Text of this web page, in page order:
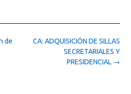
CA: ADQUISICIÓN DE SILLAS
SECRETARIALES Y
PRESIDENCIAL →
de